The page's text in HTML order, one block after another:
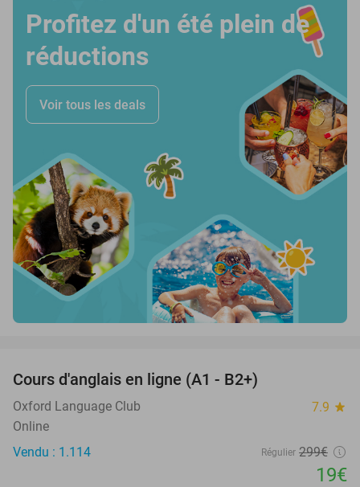
Profitez d'un été plein de
réductions
Voir tous les deals
Cours d'anglais en ligne (A1 - B2+)
Oxford Language Club 7.9 star
Online
Vendu : 1.114
Régulier 299€
19€